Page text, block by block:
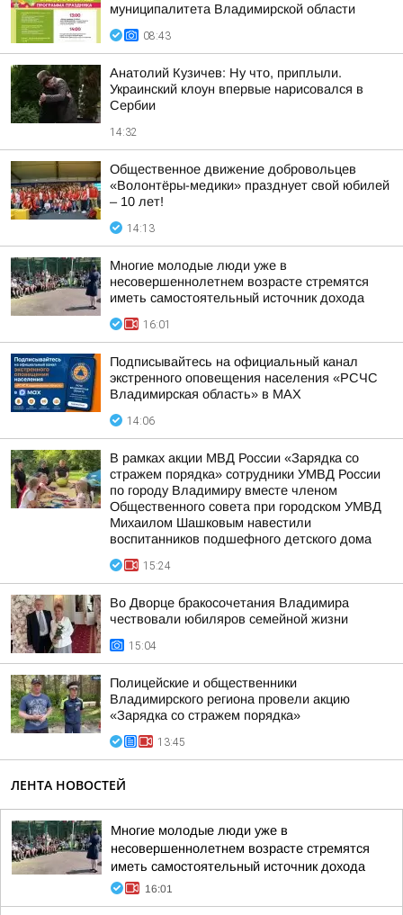
муниципалитета Владимирской области
08:43
Анатолий Кузичев: Ну что, приплыли.
Украинский клоун впервые нарисовался в
Сербии
14:32
Общественное движение добровольцев
«Волонтёры-медики» празднует свой юбилей
– 10 лет!
14:13
Многие молодые люди уже в
несовершеннолетнем возрасте стремятся
иметь самостоятельный источник дохода
16:01
Подписывайтесь на официальный канал
экстренного оповещения населения «РСЧС
Владимирская область» в МАХ
14:06
В рамках акции МВД России «Зарядка со
стражем порядка» сотрудники УМВД России
по городу Владимиру вместе членом
Общественного совета при городском УМВД
Михаилом Шашковым навестили
воспитанников подшефного детского дома
15:24
Во Дворце бракосочетания Владимира
чествовали юбиляров семейной жизни
15:04
Полицейские и общественники
Владимирского региона провели акцию
«Зарядка со стражем порядка»
13:45
ЛЕНТА НОВОСТЕЙ
Многие молодые люди уже в
несовершеннолетнем возрасте стремятся
иметь самостоятельный источник дохода
16:01